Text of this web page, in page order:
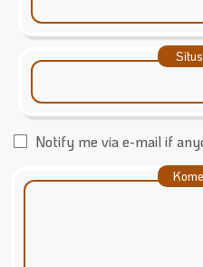
Notify me via e-mail if